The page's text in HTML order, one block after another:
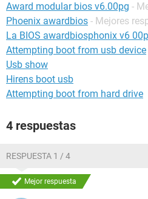
Award modular bios v6.00pg -
Phoenix awardbios - Mejores
La BIOS awardbiosphonix v6
Attempting boot from usb device
Usb show
Hirens boot usb
Attempting boot from hard drive
4 respuestas
RESPUESTA 1 / 4
Mejor respuesta